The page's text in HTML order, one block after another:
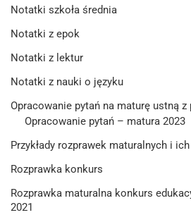
Notatki szkoła średnia
Notatki z epok
Notatki z lektur
Notatki z nauki o języku
Opracowanie pytań na maturę ustną
Opracowanie pytań – matura 2023
Przykłady rozprawek maturalnych i
Rozprawka konkurs
Rozprawka maturalna konkurs
2021